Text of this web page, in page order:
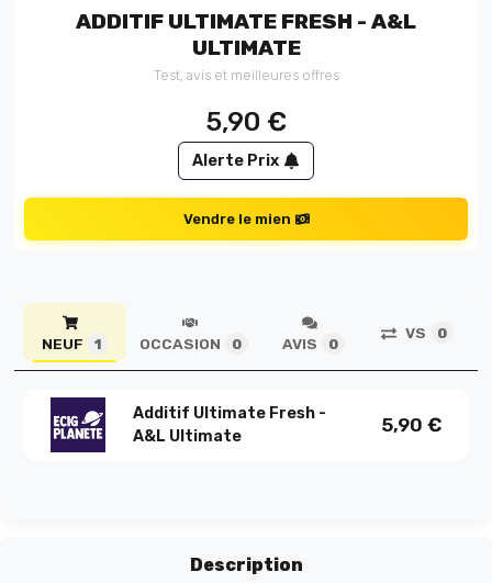
ADDITIF ULTIMATE FRESH - A&L
ULTIMATE
Test, avis et meilleures offres
5,90 €
Alerte Prix
Vendre le mien
NEUF 1 OCCASION 0 AVIS 0
VS 0
Additif Ultimate Fresh -
A&L Ultimate
5,90 €
Description